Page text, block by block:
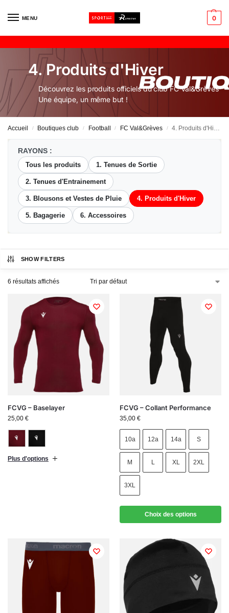
MENU 0
4. Produits d'Hiver
Découvrez les produits officiels du club FC Val&Grèves
Une équipe, un même but !
Accueil / Boutiques club / Football / FC Val&Grèves / 4. Produits d'Hiver
RAYONS :
Tous les produits
1. Tenues de Sortie
2. Tenues d'Entrainement
3. Blousons et Vestes de Pluie 4. Produits d'Hiver
5. Bagagerie 6. Accessoires
SHOW FILTERS
6 résultats affichés
FCVG – Baselayer
25,00 €
Plus d'options
FCVG – Collant Performance
35,00 €
10a 12a 14a S
M L XL 2XL
3XL
Choix des options